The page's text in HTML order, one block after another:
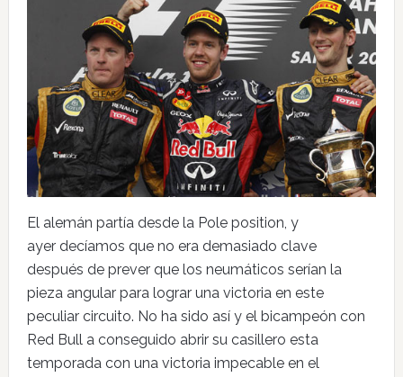
El alemán partía desde la Pole position, y
ayer decíamos que no era demasiado clave
después de prever que los neumáticos serían la
pieza angular para lograr una victoria en este
peculiar circuito. No ha sido así y el bicampeón con
Red Bull a conseguido abrir su casillero esta
temporada con una victoria impecable en el